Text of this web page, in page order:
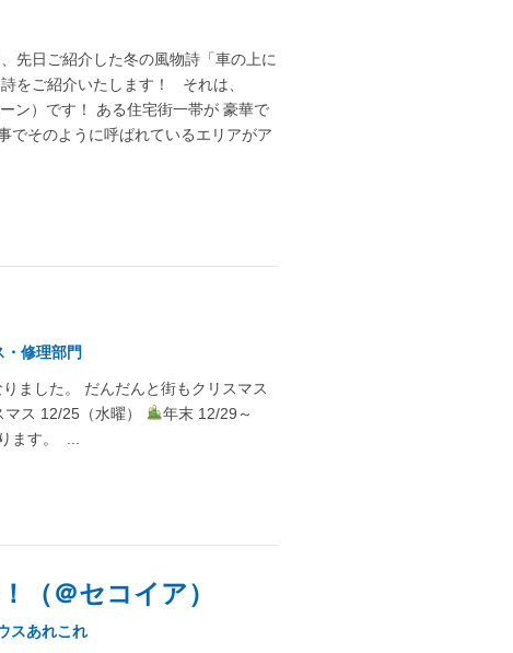
先日ご紹介した冬の風物詩「車の上に
をご紹介いたします！ それは、
ン）です！ ある住宅街一帯が 豪華で
でそのように呼ばれているエリアがア
・修理部門
ました。 だんだんと街もクリスマス
マス 12/25（水曜）
年末 12/29～
ます。 ...
（＠セコイア）
スあれこれ